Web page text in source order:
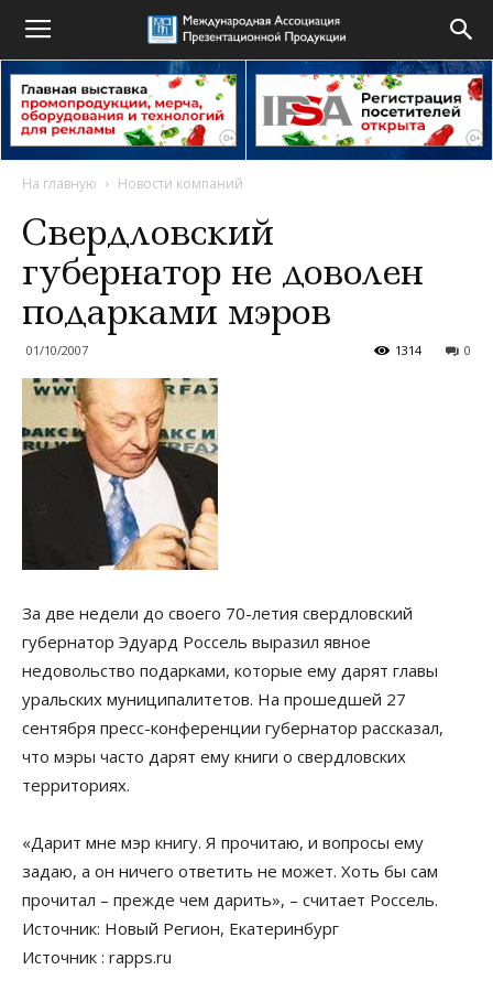
На главную Новости компаний
Свердловский
губернатор не доволен
подарками мэров
01/10/2007 0
1314
За две недели до своего 70-летия свердловский
губернатор Эдуард Россель выразил явное
недовольство подарками, которые ему дарят главы
уральских муниципалитетов. На прошедшей 27
сентября пресс-конференции губернатор рассказал,
что мэры часто дарят ему книги о свердловских
территориях.
«Дарит мне мэр книгу. Я прочитаю, и вопросы ему
задаю, а он ничего ответить не может. Хоть бы сам
прочитал – прежде чем дарить», – считает Россель.
Источник: Новый Регион, Екатеринбург
Источник : rapps.ru